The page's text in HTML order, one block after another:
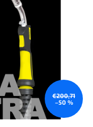
€200,71
–50 %